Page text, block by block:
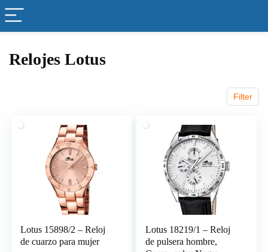
Relojes Lotus
Filter
Lotus 15898/2 – Reloj
de cuarzo para mujer
Lotus 18219/1 – Reloj
de pulsera hombre,